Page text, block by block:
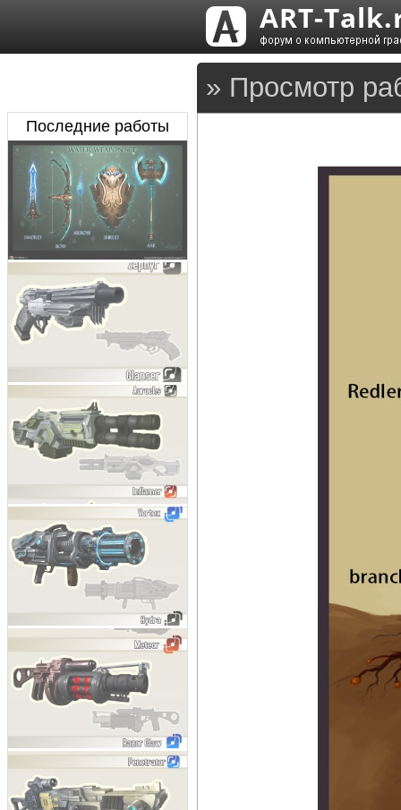
» Просмотр
Последние работы